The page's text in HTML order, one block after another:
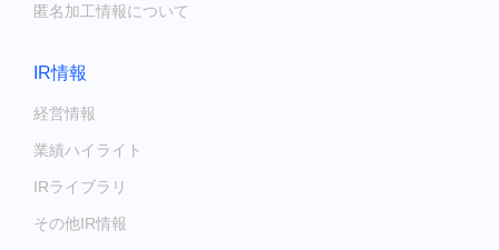
匿名加工情報について
IR情報
経営情報
業績ハイライト
IRライブラリ
その他IR情報